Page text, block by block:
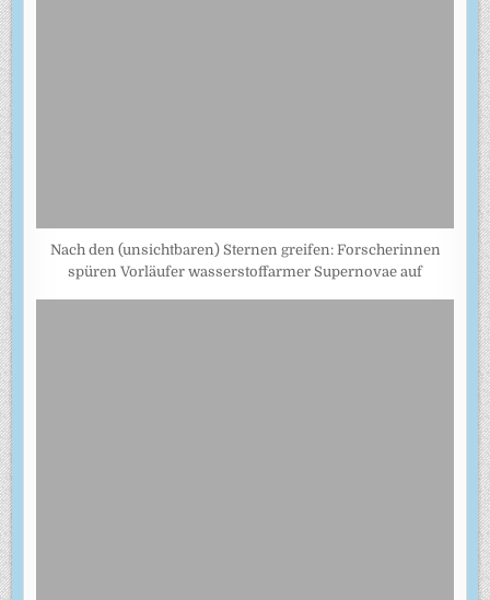
Nach den (unsichtbaren) Sternen greifen: Forscherinnen
spüren Vorläufer wasserstoffarmer Supernovae auf